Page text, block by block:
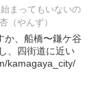
まってもいないの
（やんず）
か、船橋〜鎌ケ谷
、四街道に近い
kamagaya_city/